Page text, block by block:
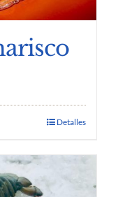
Detalles